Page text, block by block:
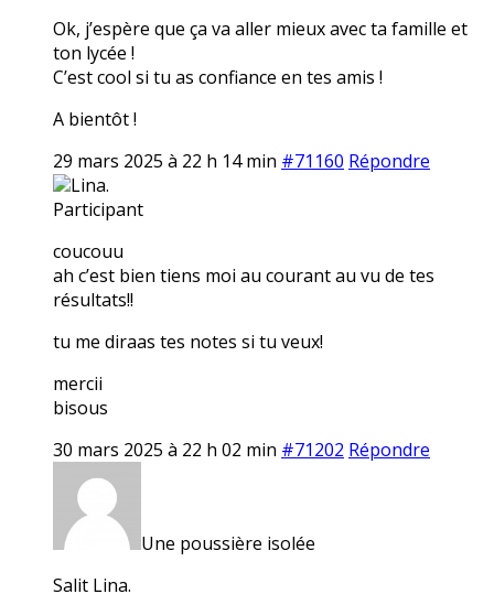
Ok, j’espère que ça va aller mieux avec ta famille et
ton lycée !
C’est cool si tu as confiance en tes amis !
A bientôt !
29 mars 2025 à 22 h 14 min #71160 Répondre
Lina.
Participant
coucouu
ah c’est bien tiens moi au courant au vu de tes
résultats!!
tu me diraas tes notes si tu veux!
mercii
bisous
30 mars 2025 à 22 h 02 min #71202 Répondre
Une poussière isolée
Salit Lina.